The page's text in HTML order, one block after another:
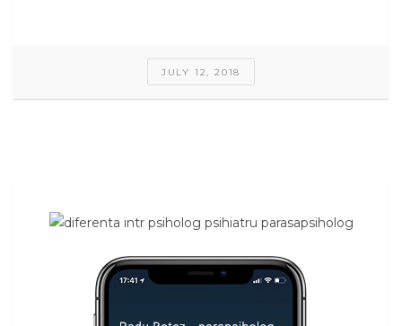
JULY 12, 2018